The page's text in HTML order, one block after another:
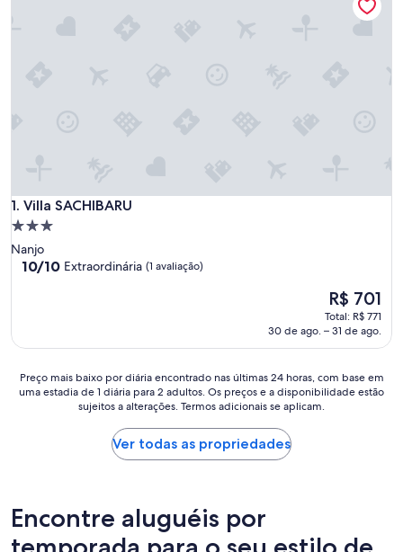
1. Villa SACHIBARU
Villa SACHIBARU
Propriedade
3.0
estrelas
Nanjo
10.0
avaliação)
10/10 Extraordinária (1 avaliação)
O
preço
é
R$ 701
Total: R$ 771
30 de ago. – 31 de ago.
Preço
mais
24
horas,
com
Preço mais baixo por diária encontrado nas últimas 24 horas, com base em
uma estadia de 1 diária para 2 adultos. Os preços e a disponibilidade estão
sujeitos a alterações. Termos adicionais se aplicam.
Ver todas as propriedades
Encontre aluguéis por